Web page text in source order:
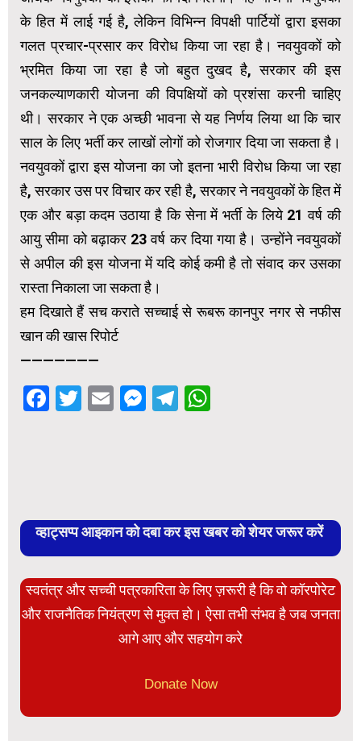
के हित में लाई गई है, लेकिन विभिन्न विपक्षी पार्टियों द्वारा इसका
गलत प्रचार-प्रसार कर विरोध किया जा रहा है। नवयुवकों को
भ्रमित किया जा रहा है जो बहुत दुखद है, सरकार की इस
जनकल्याणकारी योजना की विपक्षियों को प्रशंसा करनी चाहिए
थी। सरकार ने एक अच्छी भावना से यह निर्णय लिया था कि चार
साल के लिए भर्ती कर लाखों लोगों को रोजगार दिया जा सकता है।
नवयुवकों द्वारा इस योजना का जो इतना भारी विरोध किया जा रहा
है, सरकार उस पर विचार कर रही है, सरकार ने नवयुवकों के हित में
एक और बड़ा कदम उठाया है कि सेना में भर्ती के लिये 21 वर्ष की
आयु सीमा को बढ़ाकर 23 वर्ष कर दिया गया है। उन्होंने नवयुवकों
से अपील की इस योजना में यदि कोई कमी है तो संवाद कर उसका
रास्ता निकाला जा सकता है।
हम दिखाते हैं सच कराते सच्चाई से रूबरू कानपुर नगर से नफीस
खान की खास रिपोर्ट
———————
Facebook
Twitter
EmailMessenger
Telegram
व्हाट्सप्प आइकान को दबा कर इस खबर को शेयर जरूर करें
स्वतंत्र और सच्ची पत्रकारिता के लिए ज़रूरी है कि वो कॉरपोरेट
और राजनैतिक नियंत्रण से मुक्त हो। ऐसा तभी संभव है जब जनता
आगे आए और सहयोग करे
Donate Now